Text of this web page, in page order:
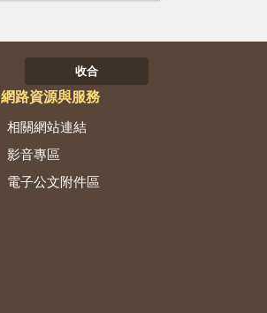
收合
網路資源與服務
相關網站連結
影音專區
電子公文附件區